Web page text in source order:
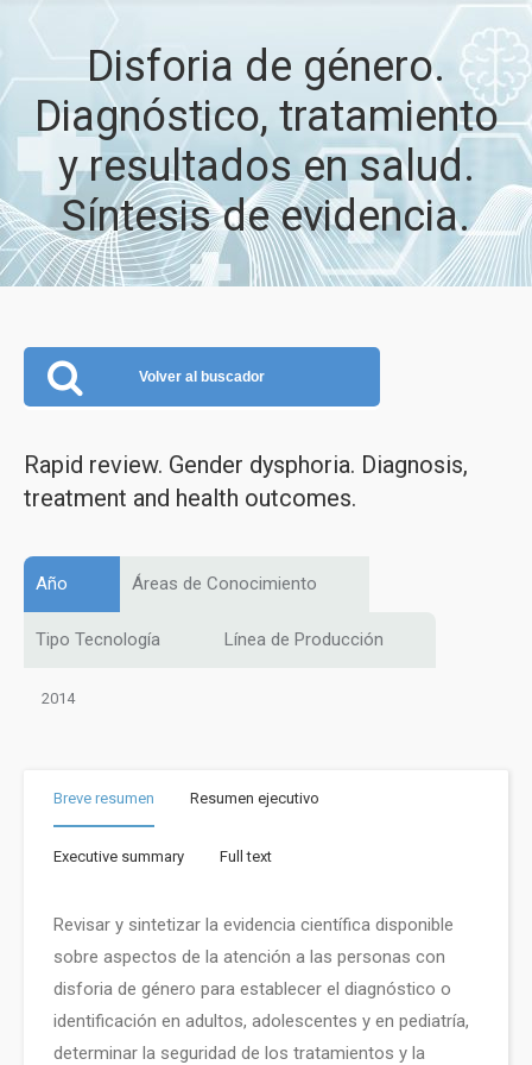
Disforia de género.
Diagnóstico, tratamiento
y resultados en salud.
Síntesis de evidencia.
Volver al buscador
Rapid review. Gender dysphoria. Diagnosis,
treatment and health outcomes.
Año Áreas de Conocimiento
Tipo Tecnología Línea de Producción
2014
Breve resumen Resumen ejecutivo
Executive summary Full text
Revisar y sintetizar la evidencia científica disponible
sobre aspectos de la atención a las personas con
disforia de género para establecer el diagnóstico o
identificación en adultos, adolescentes y en pediatría,
determinar la seguridad de los tratamientos y la